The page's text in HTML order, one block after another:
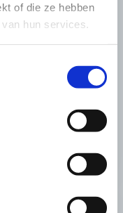
of die ze hebben
hun services.
afspeelt.